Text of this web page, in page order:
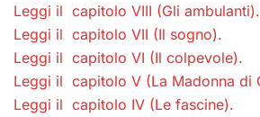
Leggi il capitolo VIII (Gli ambulanti).
Leggi il capitolo VII (Il sogno).
Leggi il capitolo VI (Il colpevole).
Leggi il capitolo V (La Madonna di
Leggi il capitolo IV (Le fascine).